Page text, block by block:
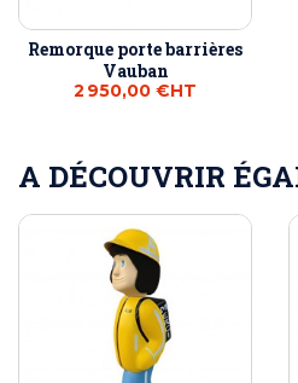
Remorque porte barrières
Vauban
2 950,00 €HT
A DÉCOUVRIR